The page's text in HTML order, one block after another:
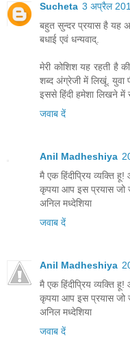
Sucheta 3 अप्रैल
बहुत सुन्दर प्रयास है यह
बधाई एवं धन्यवाद्.
मेरी कोशिश यह रहती है
शब्द अंग्रेजी में लिखूं. युवा
इससे हिंदी हमेशा लिखने में
जवाब दें
Anil Madheshiya
मै एक हिंदीप्रिय व्यक्ति
कृपया आप इस प्रयास जो
अनिल मध्देशिया
जवाब दें
Anil Madheshiya
मै एक हिंदीप्रिय व्यक्ति
कृपया आप इस प्रयास जो
अनिल मध्देशिया
जवाब दें